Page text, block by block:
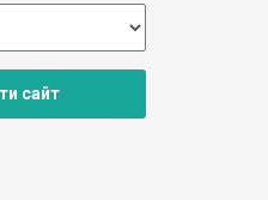
сайт